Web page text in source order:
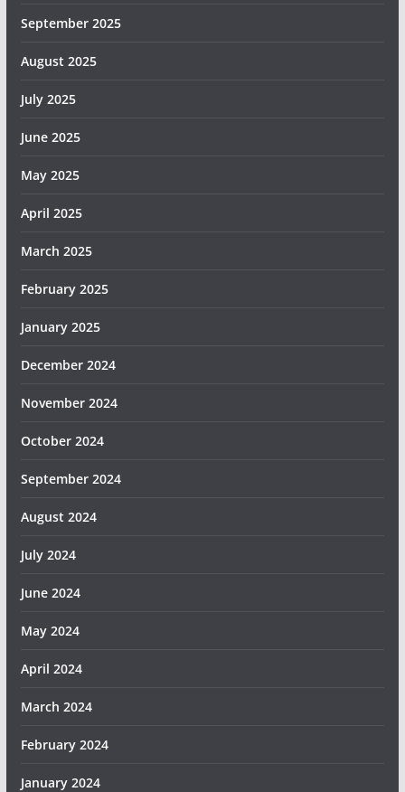
September 2025
August 2025
July 2025
June 2025
May 2025
April 2025
March 2025
February 2025
January 2025
December 2024
November 2024
October 2024
September 2024
August 2024
July 2024
June 2024
May 2024
April 2024
March 2024
February 2024
January 2024